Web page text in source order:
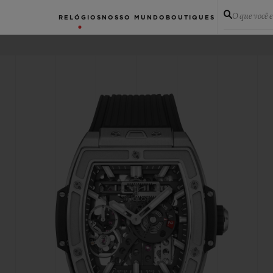
RELÓGIOS NOSSO MUNDO BOUTIQUES O que você